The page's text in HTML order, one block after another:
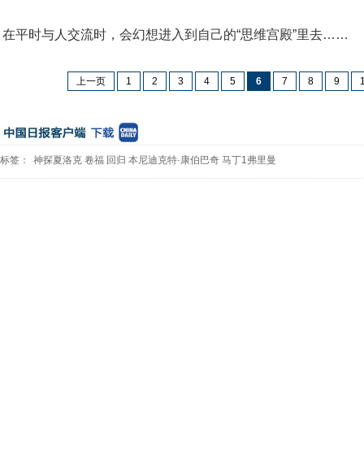
在平时与人交流时，会幻想进入到自己的“思维宫殿”里去……
上一页 1 2 3 4 5 6 7 8 9
标签： 神探夏洛克 卷福 回归 本尼迪克特·康伯巴奇 马丁1弗里曼